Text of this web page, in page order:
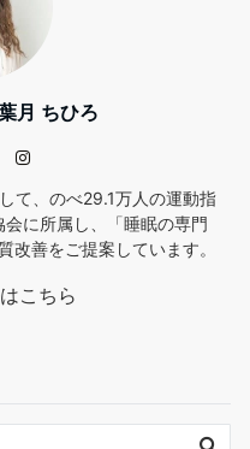
月 ちひろ
て、のべ29.1万人の運動指
に所属し、「睡眠の専門
改善をご提案しています。
こちら